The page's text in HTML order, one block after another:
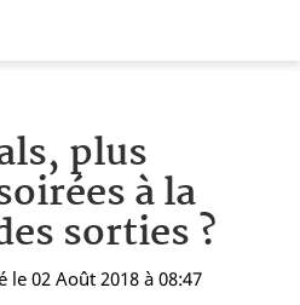
plus
à la
sorties ?
le 02 Août 2018 à 08:47